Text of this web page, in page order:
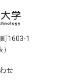
1603-1
せ